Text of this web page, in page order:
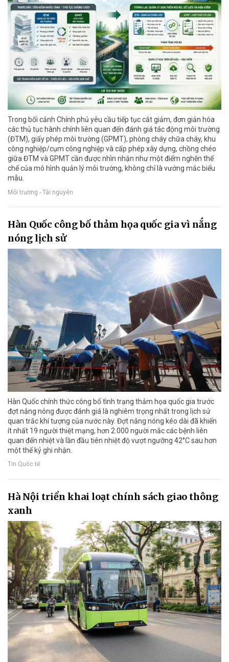
Trong bối cảnh Chính phủ yêu cầu tiếp tục cắt giảm, đơn giản hóa
các thủ tục hành chính liên quan đến đánh giá tác động môi trường
(ĐTM), giấy phép môi trường (GPMT), phòng cháy chữa cháy, khu
công nghiệp/cụm công nghiệp và cấp phép xây dựng, chồng chéo
giữa ĐTM và GPMT cần được nhìn nhận như một điểm nghẽn thể
chế của mô hình quản lý môi trường, không chỉ là vướng mắc biểu
mẫu.
Môi trường - Tài nguyên
Hàn Quốc công bố thảm họa quốc gia vì nắng
nóng lịch sử
Hàn Quốc chính thức công bố tình trạng thảm họa quốc gia trước
đợt nắng nóng được đánh giá là nghiêm trọng nhất trong lịch sử
quan trắc khí tượng của nước này. Đợt nắng nóng kéo dài đã khiến
ít nhất 19 người thiệt mạng, hơn 2.000 người mắc các bệnh liên
quan đến nhiệt và lần đầu tiên nhiệt độ vượt ngưỡng 42°C sau hơn
một thế kỷ ghi nhận.
Tin Quốc tế
Hà Nội triển khai loạt chính sách giao thông
xanh